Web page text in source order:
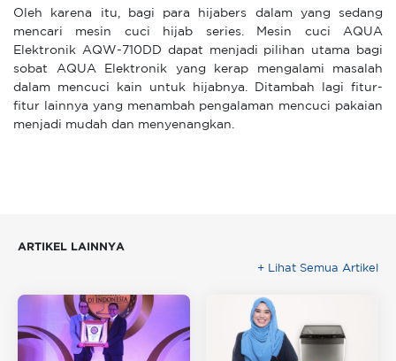
Oleh karena itu, bagi para hijabers dalam yang sedang
mencari mesin cuci hijab series. Mesin cuci AQUA
Elektronik AQW-710DD dapat menjadi pilihan utama bagi
sobat AQUA Elektronik yang kerap mengalami masalah
dalam mencuci kain untuk hijabnya. Ditambah lagi fitur-
fitur lainnya yang menambah pengalaman mencuci pakaian
menjadi mudah dan menyenangkan.
ARTIKEL LAINNYA
+ Lihat Semua Artikel